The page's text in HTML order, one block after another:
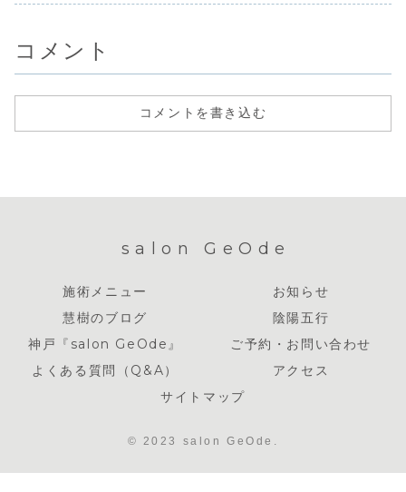
性があってしまう
昼頃には熱々の鉄
な気がしてしまう
コメント
コメントを書き込む
salon GeOde
施術メニュー
お知らせ
慧樹のブログ
陰陽五行
神戸『salon GeOde』
ご予約・お問い合わせ
よくある質問（Q&A）
アクセス
サイトマップ
© 2023 salon GeOde.